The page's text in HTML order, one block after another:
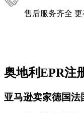
售后服务齐全
奥地利EPR注
亚马逊卖家德国法